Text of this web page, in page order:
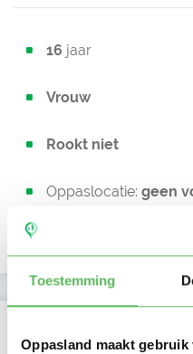
Toestemming
Oppasland maakt gebruik
16 jaar
Vrouw
Rookt niet
Oppaslocatie: geen